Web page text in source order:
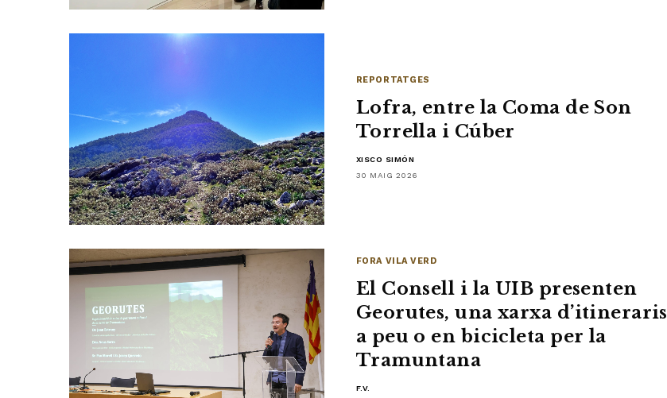
REPORTATGES
Lofra, entre la Coma de Son
Torrella i Cúber
XISCO SIMÓN
30 MAIG 2026
FORA VILA VERD
El Consell i la UIB presenten
Georutes, una xarxa d’itineraris
a peu o en bicicleta per la
Tramuntana
F.V.